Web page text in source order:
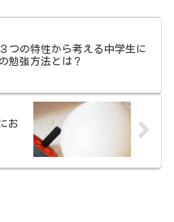
つの特性から考える中学生に
勉強方法とは？
お